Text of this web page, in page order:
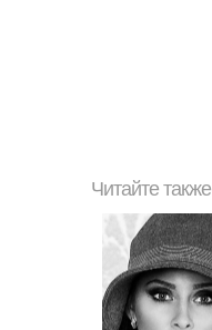
Читайте также